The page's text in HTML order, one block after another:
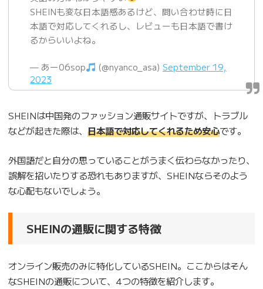
SHEINも変な日本語感あるけど、問い合わせ時に日
本語で対応してくれるし、レビューも日本語で書け
るからいいよね。
— あー06sop (@nyanco_asa) September 19,
2023
SHEINは中国発のファッション通販サイトですが、トラブル
などが起きた際は、 日本語で対応してくれるため安心です。
外国語だと自分の思っていることがうまく伝わらなかったり、
誤解を招いたりする恐れもありますが、SHEINならそのよう
な心配もないでしょう。
SHEINの通販に関する特徴
オンライン販売のみに特化しているSHEIN。ここからはそん
なSHEINの通販について、4つの特徴を紹介します。